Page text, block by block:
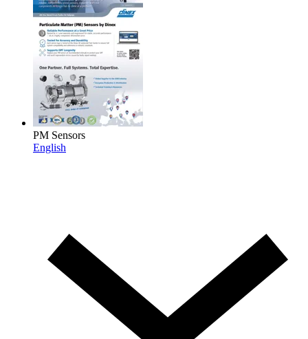
PM Sensors
English